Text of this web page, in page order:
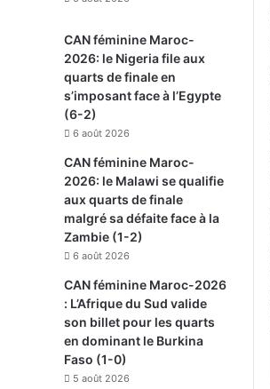
CAN féminine Maroc-
2026: le Nigeria file aux
quarts de finale en
s’imposant face à l’Egypte
(6-2)
6 août 2026
CAN féminine Maroc-
2026: le Malawi se qualifie
aux quarts de finale
malgré sa défaite face à la
Zambie (1-2)
6 août 2026
CAN féminine Maroc-2026
: L’Afrique du Sud valide
son billet pour les quarts
en dominant le Burkina
Faso (1-0)
5 août 2026